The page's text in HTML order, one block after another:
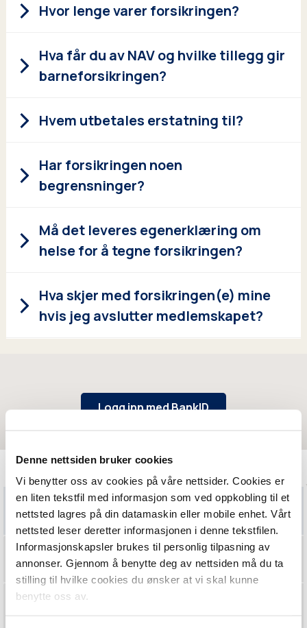
Denne nettsiden bruker cookies
Vi benytter oss av cookies på våre nettsider. Cookies er
en liten tekstfil med informasjon som ved oppkobling til et
nettsted lagres på din datamaskin eller mobile enhet. Vårt
nettsted leser deretter informasjonen i denne tekstfilen.
Informasjonskapsler brukes til personlig tilpasning av
annonser. Gjennom å benytte deg av nettsiden må du ta
stilling til hvilke cookies du ønsker at vi skal kunne
benytte oss av.
er medlem av norsk folketrygd eller
tilsvarende offentlig trygdeordning i Norden.
Hvor lenge varer forsikringen?
Hva får du av NAV og hvilke tillegg gir
barneforsikringen?
Econas
Medisi
nsk
et ved
ulykke
sykdo
mmer
0 Kr559 851
Uførek
uanset
årsak
enslig kr
årlig
Dagpe
nger
ved
sykehu
sopph
Behovsprø
vd
Kr 600 pr
dag
Hvem utbetales erstatning til?
Har forsikringen noen
begrensninger?
Må det leveres egenerklæring om
helse for å tegne forsikringen?
Hva skjer med forsikringen(e) mine
hvis jeg avslutter medlemskapet?
Logg inn med BankID
Meg og Mine
Ulykkesforsikring